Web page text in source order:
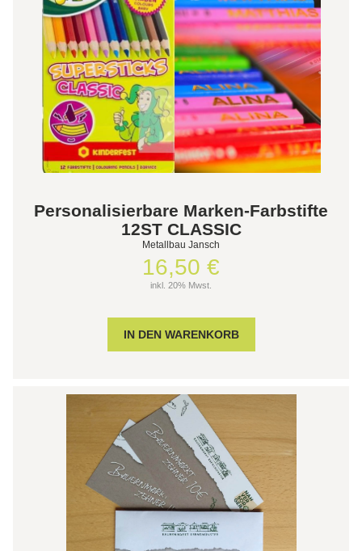
Personalisierbare Marken-Farbstifte
12ST CLASSIC
Metallbau Jansch
16,50 €
inkl. 20% Mwst.